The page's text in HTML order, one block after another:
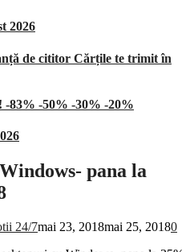
2026
de cititor Cărțile te trimit în
-83% -50% -30% -20%
pana la
24/7mai 23, 2018mai 25, 20180